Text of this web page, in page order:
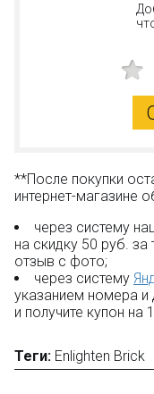
**После покупки
интернет-магазине
через систему
на скидку 50 руб.
отзыв с фото;
через систему
указанием номера
и получите купон на
Теги: Enlighten Brick